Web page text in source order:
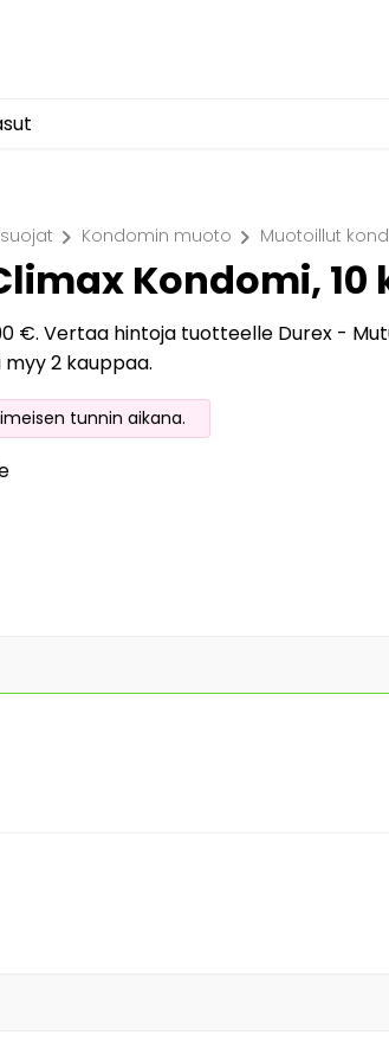
chevron_right Kondomin muoto chevron_right Muotoillut
Kondomi, 10
€. Vertaa hintoja tuotteelle Durex -
2 kauppaa.
tunnin aikana.